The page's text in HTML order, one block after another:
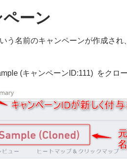
ーン
う名前のキャンペーンが作成さ
(キャンペーンID:111) をクロ